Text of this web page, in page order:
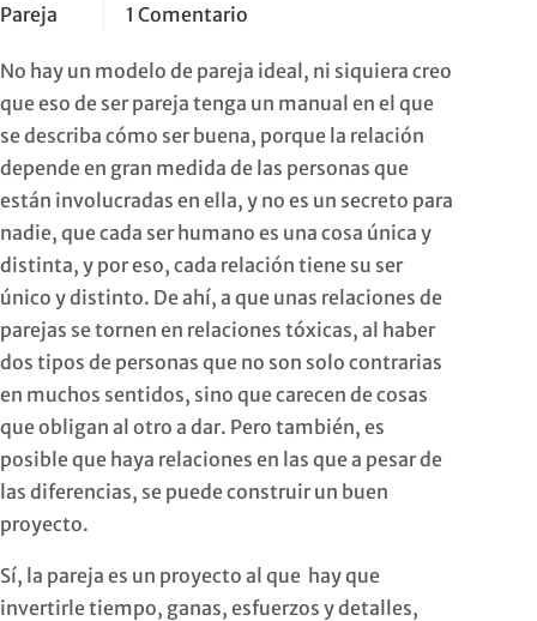
Pareja 1 Comentario
No hay un modelo de pareja ideal, ni siquiera creo
que eso de ser pareja tenga un manual en el que
se describa cómo ser buena, porque la relación
depende en gran medida de las personas que
están involucradas en ella, y no es un secreto para
nadie, que cada ser humano es una cosa única y
distinta, y por eso, cada relación tiene su ser
único y distinto. De ahí, a que unas relaciones de
parejas se tornen en relaciones tóxicas, al haber
dos tipos de personas que no son solo contrarias
en muchos sentidos, sino que carecen de cosas
que obligan al otro a dar. Pero también, es
posible que haya relaciones en las que a pesar de
las diferencias, se puede construir un buen
proyecto.
Sí, la pareja es un proyecto al que hay que
invertirle tiempo, ganas, esfuerzos y detalles,